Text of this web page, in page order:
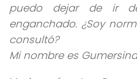
puedo dejar de ir
enganchado. ¿Soy
consultó?
Mi nombre es